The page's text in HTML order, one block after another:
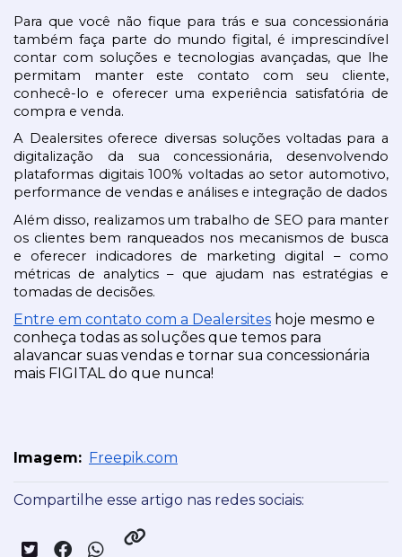
Para que você não fique para trás e sua concessionária
também faça parte do mundo figital, é imprescindível
contar com soluções e tecnologias avançadas, que lhe
permitam manter este contato com seu cliente,
conhecê-lo e oferecer uma experiência satisfatória de
compra e venda.
A Dealersites oferece diversas soluções voltadas para a
digitalização da sua concessionária, desenvolvendo
plataformas digitais 100% voltadas ao setor automotivo,
performance de vendas e análises e integração de dados
Além disso, realizamos um trabalho de SEO para manter
os clientes bem ranqueados nos mecanismos de busca
e oferecer indicadores de marketing digital – como
métricas de analytics – que ajudam nas estratégias e
tomadas de decisões.
Entre em contato com a Dealersites hoje mesmo e
conheça todas as soluções que temos para
alavancar suas vendas e tornar sua concessionária
mais FIGITAL do que nunca!
Imagem: Freepik.com
Compartilhe esse artigo nas redes sociais: